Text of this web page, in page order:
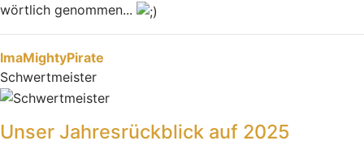
wörtlich genommen...
Nach oben
ImaMightyPirate
Schwertmeister
Unser Jahresrückblick auf 2025